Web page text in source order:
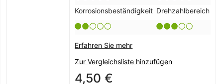
Korrosionsbeständigkeit Drehzahlbereich
Erfahren Sie mehr
Zur Vergleichsliste hinzufügen
4,50 €